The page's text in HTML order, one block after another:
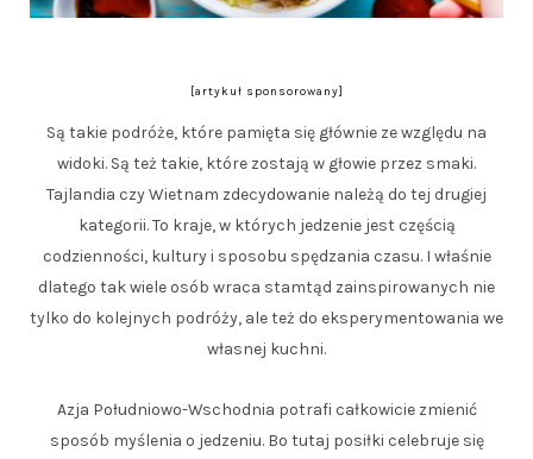
[artykuł sponsorowany]
Są takie podróże, które pamięta się głównie ze względu na
widoki. Są też takie, które zostają w głowie przez smaki.
Tajlandia czy Wietnam zdecydowanie należą do tej drugiej
kategorii. To kraje, w których jedzenie jest częścią
codzienności, kultury i sposobu spędzania czasu. I właśnie
dlatego tak wiele osób wraca stamtąd zainspirowanych nie
tylko do kolejnych podróży, ale też do eksperymentowania we
własnej kuchni.
Azja Południowo-Wschodnia potrafi całkowicie zmienić
sposób myślenia o jedzeniu. Bo tutaj posiłki celebruje się